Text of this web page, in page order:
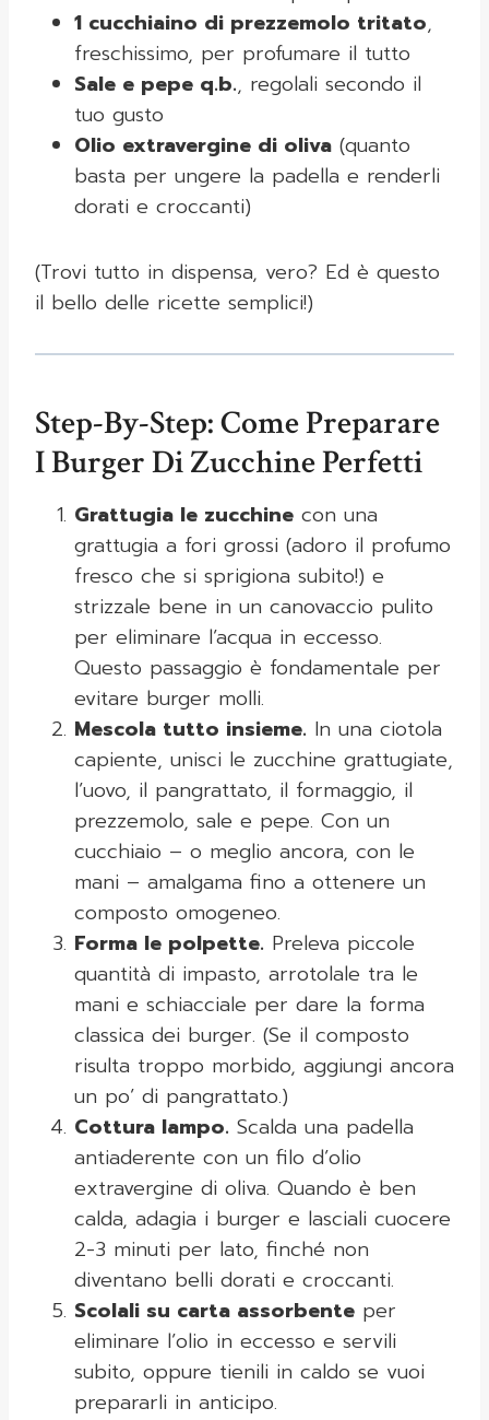
1 cucchiaino di prezzemolo tritato,
freschissimo, per profumare il tutto
Sale e pepe q.b., regolali secondo il
tuo gusto
Olio extravergine di oliva (quanto
basta per ungere la padella e renderli
dorati e croccanti)
(Trovi tutto in dispensa, vero? Ed è questo
il bello delle ricette semplici!)
Step-By-Step: Come Preparare
I Burger Di Zucchine Perfetti
Grattugia le zucchine con una
grattugia a fori grossi (adoro il profumo
fresco che si sprigiona subito!) e
strizzale bene in un canovaccio pulito
per eliminare l’acqua in eccesso.
Questo passaggio è fondamentale per
evitare burger molli.
Mescola tutto insieme. In una ciotola
capiente, unisci le zucchine grattugiate,
l’uovo, il pangrattato, il formaggio, il
prezzemolo, sale e pepe. Con un
cucchiaio – o meglio ancora, con le
mani – amalgama fino a ottenere un
composto omogeneo.
Forma le polpette. Preleva piccole
quantità di impasto, arrotolale tra le
mani e schiacciale per dare la forma
classica dei burger. (Se il composto
risulta troppo morbido, aggiungi ancora
un po’ di pangrattato.)
Cottura lampo. Scalda una padella
antiaderente con un filo d’olio
extravergine di oliva. Quando è ben
calda, adagia i burger e lasciali cuocere
2-3 minuti per lato, finché non
diventano belli dorati e croccanti.
Scolali su carta assorbente per
eliminare l’olio in eccesso e servili
subito, oppure tienili in caldo se vuoi
prepararli in anticipo.